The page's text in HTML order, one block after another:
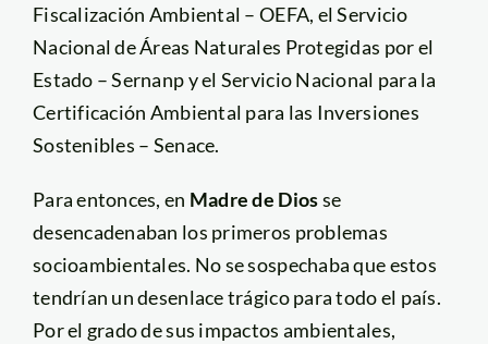
Fiscalización Ambiental – OEFA, el Servicio
Nacional de Áreas Naturales Protegidas por el
Estado – Sernanp y el Servicio Nacional para la
Certificación Ambiental para las Inversiones
Sostenibles – Senace.
Para entonces, en Madre de Diosse
desencadenaban los primeros problemas
socioambientales. No se sospechaba que estos
tendrían un desenlace trágico para todo el país.
Por el grado de sus impactos ambientales,